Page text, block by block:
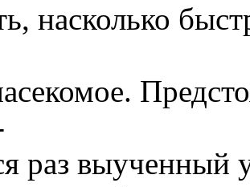
насколько
раз выученный